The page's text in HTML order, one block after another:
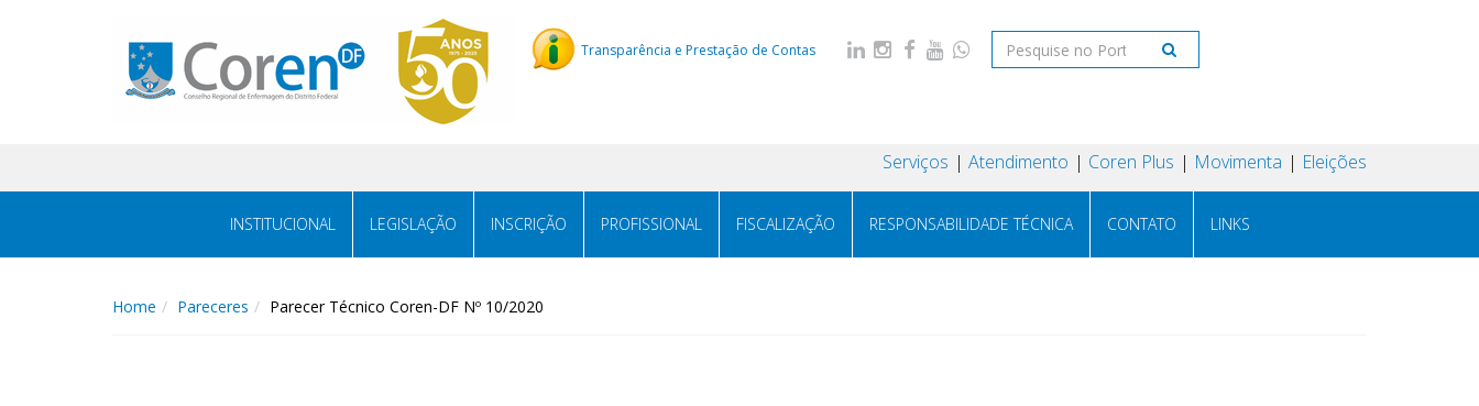
Transparência e Prestação de Contas
Serviços Atendimento Coren Plus Movimenta Eleições
INSTITUCIONAL LEGISLAÇÃO INSCRIÇÃO PROFISSIONAL FISCALIZAÇÃO RESPONSABILIDADE TÉCNICA CONTATO LINKS
Home Pareceres Parecer Técnico Coren-DF Nº 10/2020